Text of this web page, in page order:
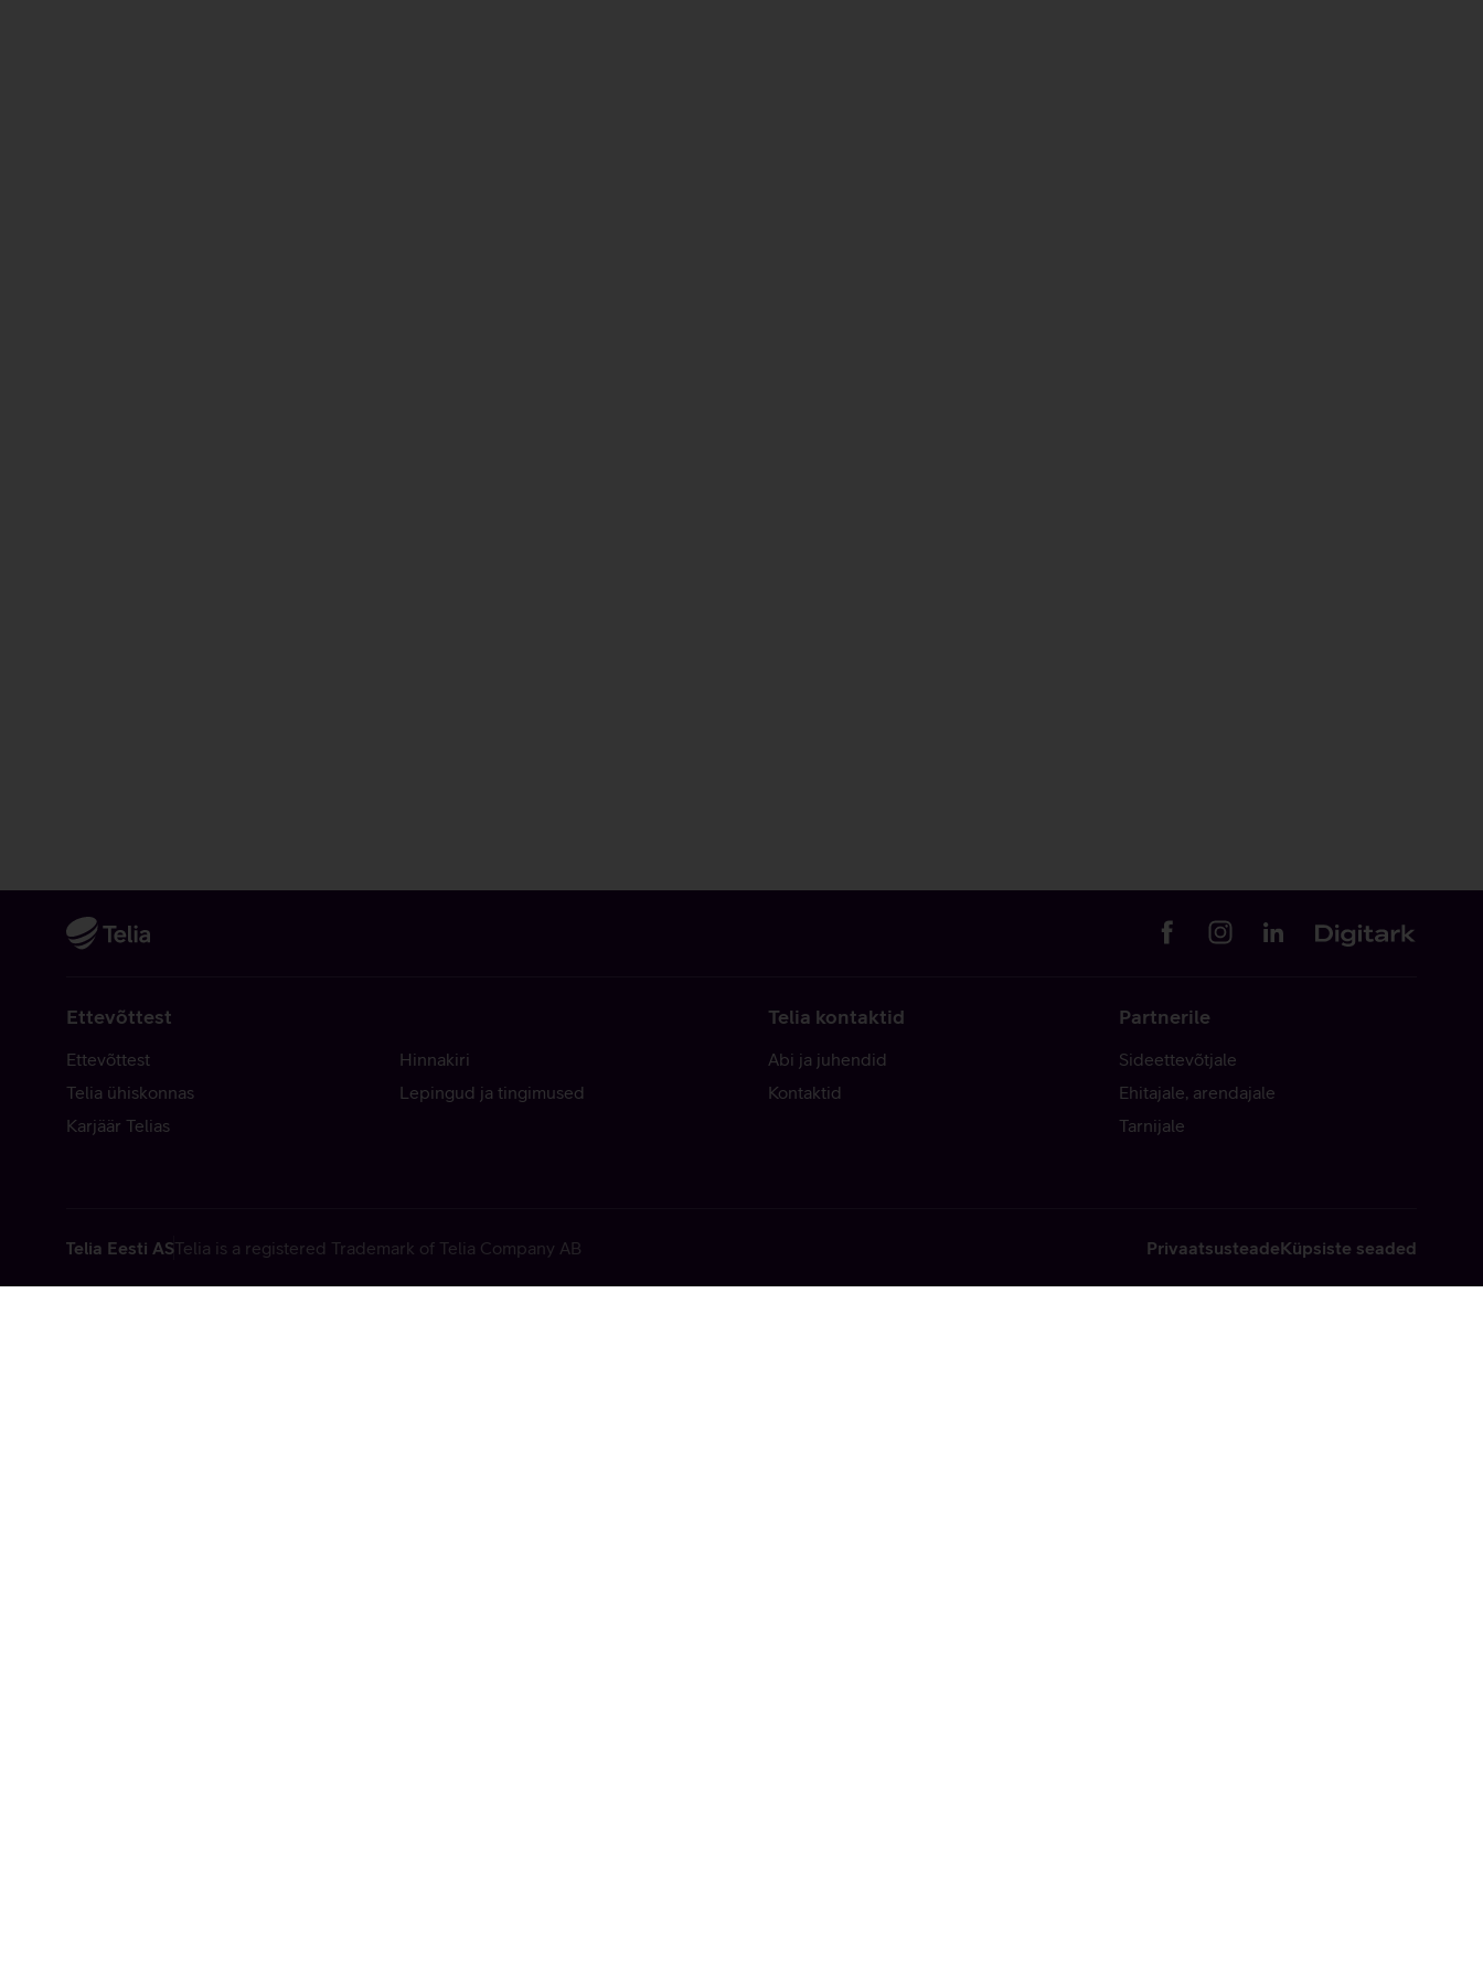
Ettevõttest
Ettevõttest
Telia ühiskonnas
Karjäär Telias
Hinnakiri
Lepingud ja tingimused
Telia kontaktid
Abi ja juhendid
Kontaktid
Partnerile
Sideettevõtjale
Ehitajale, arendajale
Tarnijale
Telia Eesti ASTelia is a registered Trademark of Telia Company AB PrivaatsusteadeKüpsiste seaded